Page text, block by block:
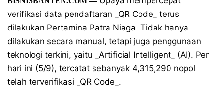
verifikasi data pendaftaran _QR Code_ terus
dilakukan Pertamina Patra Niaga. Tidak hanya
dilakukan secara manual, tetapi juga penggunaan
teknologi terkini, yaitu _Artificial Intelligent_ (AI). Per
hari ini (5/9), tercatat sebanyak 4,315,290 nopol
telah terverifikasi _QR Code_.